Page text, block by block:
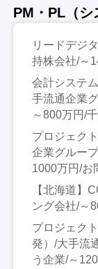
PM・PL（シ
リードデジ
持株会社/～
会計システ
手流通企業
～800万円/
プロジェク
企業グルー
1000万円/お
【北海道】
ング会社/～
プロジェク
発）/大手流
う企業/～